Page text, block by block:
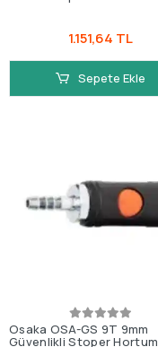
1.151,64 TL
Sepete Ekle
Osaka OSA-GS 9T 9mm
Güvenlikli Stoper Hortum